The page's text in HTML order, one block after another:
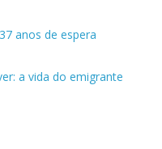
anos de espera
a vida do emigrante